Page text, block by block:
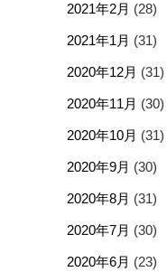
2021年2月 (28)
2021年1月 (31)
2020年12月 (31)
2020年11月 (30)
2020年10月 (31)
2020年9月 (30)
2020年8月 (31)
2020年7月 (30)
2020年6月 (23)